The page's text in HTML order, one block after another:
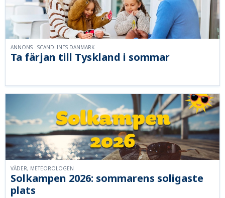
Ta färjan till Tyskland i sommar
ANNONS - SCANDLINES DANMARK
Solkampen 2026: sommarens soligaste
plats
VÄDER, METEOROLOGEN